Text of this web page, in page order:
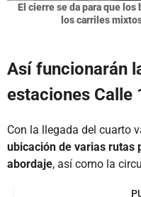
El cierre se da para que
los carriles
Así funcionarán
estaciones Calle
Con la llegada del cuarto
ubicación de varias rutas
abordaje, así como la